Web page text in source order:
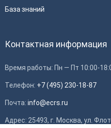
База знаний
Контактная информация
Время работы: Пн — Пт 10:00-
Телефон: +7 (495) 230-18-87
Почта: info@ecrs.ru
Адрес: 25493, г. Москва, ул.